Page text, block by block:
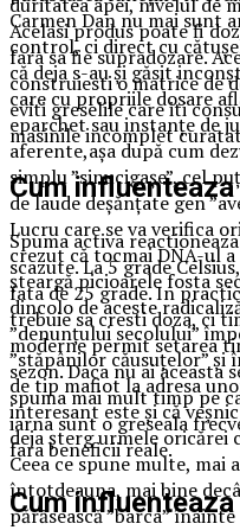
Carmen Dan nu mai sunt
control, ci direct cu
că deja s-au și găsit
care cu propriile dosare
eparchet sau instanțe de
aferente,așa după cum
simplu ”sinucigașe”, cel
de laude deșănțate gen
Lucru care se va verifica
crezut că tocmai DNA-ul a
șteargă picioarele fosta
dincolo de aceste
”denunțului secolului”
”stăpânilor căusuțelor”
de tip mafiot la adresa
interesant este și că
deja șterg urmele oricărei
Ceea ce spune multe, mai
întotdeauna, mai bine
părăsească ”barca”
Acelasi produs poate fi
fara sa fie supradozare.
construiesti o matrice de
eviti greselile care iti
masinile incomplet
Cum
Spuma activa
scazute. La 5 grade
fata de 25 grade. In
trebuie sa cresti doza, ci
moderne permit setarea
sezon. Daca nu ai aceasta
spuma mai mult timp pe
iarna sunt o greseala
fara beneficii reale.
Cum